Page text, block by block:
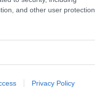
and other user protection.
Privacy Policy